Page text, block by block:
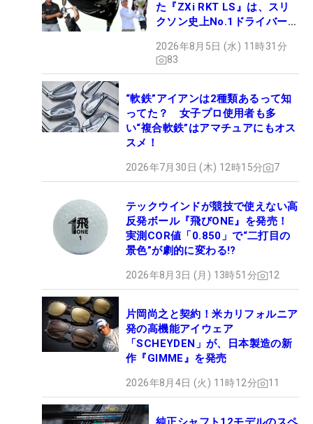
た『ZXi RKT LS』は、スリ
クソン史上No.1ドライバー!?
2026年8月5日 (水) 11時31分
83
“軟鉄”アイアンは2種類あるって知
ってた？ 女子プロ使用者も多
い“複合軟鉄”はアマチュアにもオス
スメ！
2026年7月30日 (木) 12時15分 7
テックウインドが競技で使えない高
反発ボール『飛びONE』を発売！
実測COR値「0.850」で“二打目の
景色”が劇的に変わる!?
2026年8月3日 (月) 13時51分 12
片岡尚之と契約！米カリフォルニア
発の高機能アイウェア
「SCHEYDEN」が、日本製造の新
作『GIMME』を発売
2026年8月4日 (火) 11時12分 11